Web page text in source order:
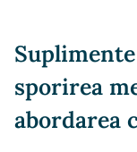
sporirea
abordarea